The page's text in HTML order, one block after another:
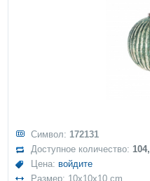
Символ: 172131
Доступное количество:104,
Цена: войдите
Размер: 10x10x10 cm